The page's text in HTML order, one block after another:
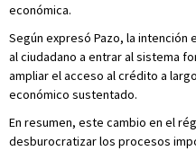
económica.
Según expresó Pazo, la intención
al ciudadano a entrar al sistema
ampliar el acceso al crédito a
económico sustentado.
En resumen, este cambio en el
desburocratizar los procesos